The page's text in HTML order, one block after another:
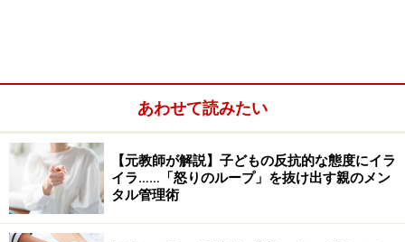
あわせて読みたい
【元教師が解説】子どもの反抗的な態度にイラ
イラ……「怒りのループ」を抜け出す親のメン
タル管理術